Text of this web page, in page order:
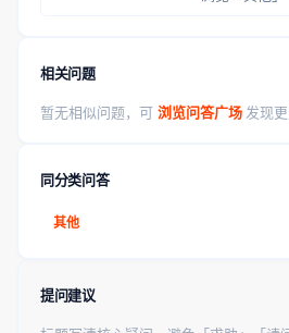
相关问题
暂无相似问题，可 浏览问答广场 发现更
同分类问答
其他
提问建议